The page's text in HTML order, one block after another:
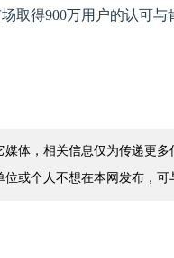
取得900万用户的认可
体，相关信息仅为传递更
或个人不想在本网发布，可